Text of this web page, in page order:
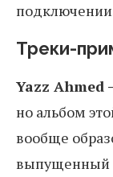
Треки-
Yazz Ahmed
но альбом
вообще
выпущенный